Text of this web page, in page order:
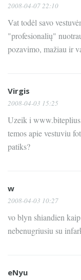
2008-04-07 22:10
Vat todėl savo
"profesionalių"
pozavimo, mažiau ir
Virgis
2008-04-03 15:25
Uzeik i
temos apie vestuviu
patiks?
w
2008-04-03 10:27
vo blyn shiandien
nebenugriusiu su
eNyu